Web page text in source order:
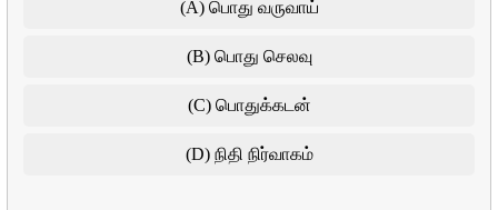
(A) பொது வருவாய்
(B) பொது செலவு
(C) பொதுக்கடன்
(D) நிதி நிர்வாகம்